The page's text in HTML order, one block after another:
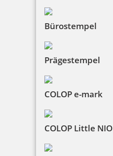
Bürostempel
Prägestempel
COLOP e-mark
COLOP Little NIO